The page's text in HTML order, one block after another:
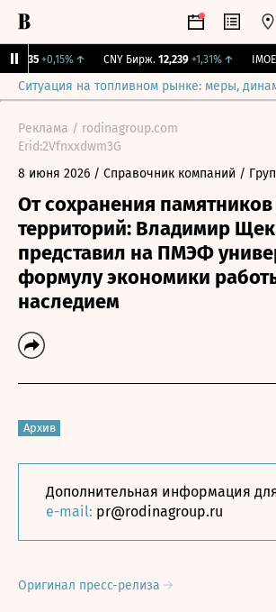
+0,15%↑ CNY Бирж. 12,239 +1,31% ↑ IMOEX
Ситуация на топливном рынке: меры,
Реклама / rodinagroup.com
Erid:2Vfnxxdwm3G
8 июня 2026 / Справочник компаний /
От сохранения
территорий: Владимир
представил на ПМЭФ
формулу экономики
наследием
Архив
Дополнительная информация
e-mail: pr@rodinagroup.ru
Оригинал пресс-релиза